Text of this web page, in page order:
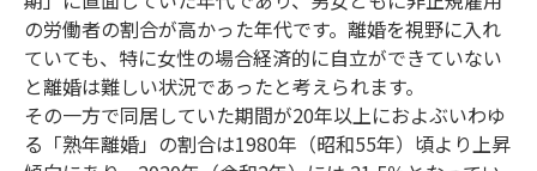
の労働者の割合が高かった年代です。離婚を視野に入れ
ていても、特に女性の場合経済的に自立ができていない
と離婚は難しい状況であったと考えられます。
その一方で同居していた期間が20年以上におよぶいわゆ
る「熟年離婚」の割合は1980年（昭和55年）頃より上昇